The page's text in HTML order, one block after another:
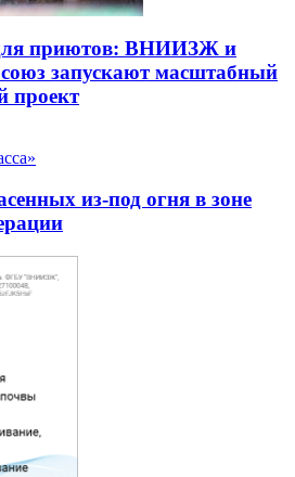
приютов: ВНИИЗЖ и
запускают масштабный
проект
из-под огня в зоне